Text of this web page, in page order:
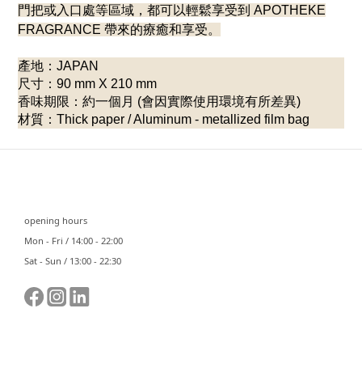
門把或入口處等區域，都可以輕鬆享受到 APOTHEKE
FRAGRANCE 帶來的療癒和享受。
產地：JAPAN
尺寸：90 mm X 210 mm
香味期限：約一個月 (會因實際使用環境有所差異)
材質：Thick paper / Aluminum - metallized film bag
opening hours
Mon - Fri / 14:00 - 22:00
Sat - Sun / 13:00 - 22:30